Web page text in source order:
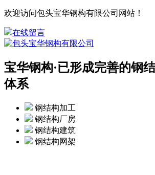
欢迎访问包头宝华钢构有限公司网站！
在线留言
宝华钢构·已形成完善的钢
体系
钢结构加工
钢结构厂房
钢结构建筑
钢结构网架